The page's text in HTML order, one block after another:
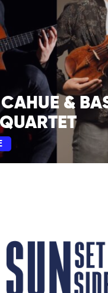
&